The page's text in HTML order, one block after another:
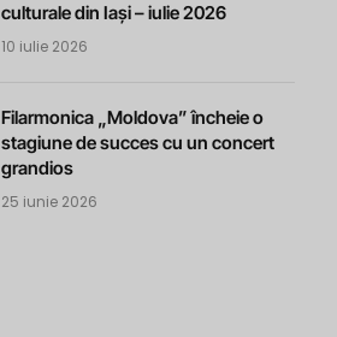
culturale din Iași – iulie 2026
10 iulie 2026
Filarmonica „Moldova” încheie o
stagiune de succes cu un concert
grandios
25 iunie 2026